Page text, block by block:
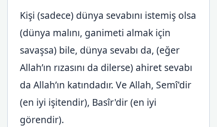
Kişi (sadece) dünya sevabını istemiş olsa
(dünya malını, ganimeti almak için
savaşsa) bile, dünya sevabı da, (eğer
Allah’ın rızasını da dilerse) ahiret sevabı
da Allah’ın katındadır. Ve Allah, Semî'dir
(en iyi işitendir), Basîr'dir (en iyi
görendir).